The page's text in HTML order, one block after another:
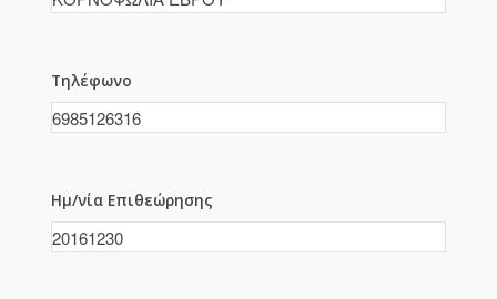
Τηλέφωνο
Ημ/νία Επιθεώρησης